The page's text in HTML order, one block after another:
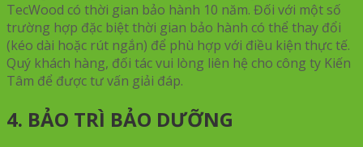
TecWood có thời gian bảo hành 10 năm. Đối với một số
trường hợp đặc biệt thời gian bảo hành có thể thay đổi
(kéo dài hoặc rút ngắn) để phù hợp với điều kiện thực tế.
Quý khách hàng, đối tác vui lòng liên hệ cho công ty Kiến
Tâm để được tư vấn giải đáp.
4. BẢO TRÌ BẢO DƯỠNG